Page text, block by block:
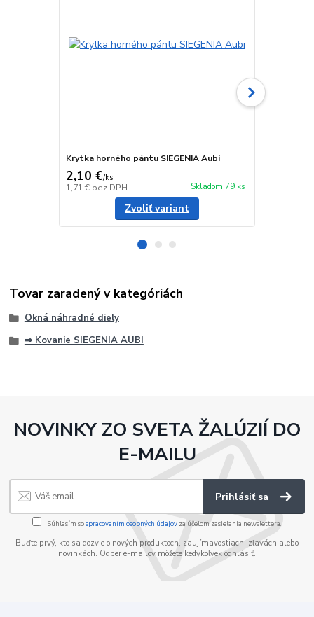
Krytka horného pántu SIEGENIA Aubi
2,10 €/ks
1,71 € bez DPH Skladom 79 ks
Zvoliť variant
Tovar zaradený v kategóriách
Okná náhradné diely
⇒ Kovanie SIEGENIA AUBI
NOVINKY ZO SVETA ŽALÚZIÍ DO
E-MAILU
Prihlásiť sa
Súhlasím sospracovaním osobných údajov za účelom zasielania newslettera.
Buďte prvý, kto sa dozvie o nových produktoch, zaujímavostiach, zľavách alebo
novinkách. Odber e-mailov môžete kedykoľvek odhlásiť.